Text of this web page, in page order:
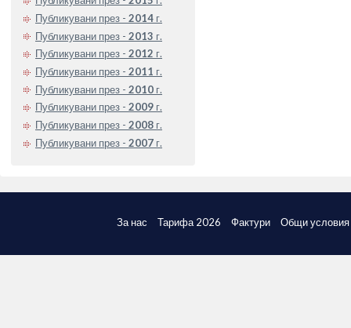
Публикувани през - 2014 г.
Публикувани през - 2013 г.
Публикувани през - 2012 г.
Публикувани през - 2011 г.
Публикувани през - 2010 г.
Публикувани през - 2009 г.
Публикувани през - 2008 г.
Публикувани през - 2007 г.
За нас Тарифа 2026 Фактури Общи условия